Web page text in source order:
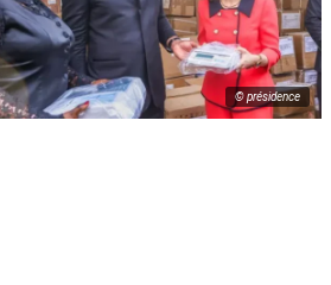
© présidence